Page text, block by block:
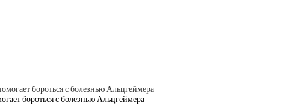
бороться с болезнью Альцгеймера